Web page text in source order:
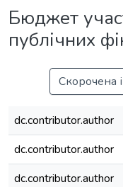
Бюджет
публічних
Скорочена
dc.contributor.author
dc.contributor.author
dc.contributor.author